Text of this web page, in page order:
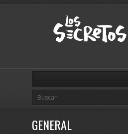
GENERAL